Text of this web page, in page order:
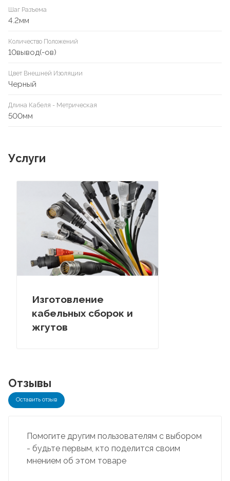
Шаг Разъема
4.2мм
Количество Положений
10вывод(-ов)
Цвет Внешней Изоляции
Черный
Длина Кабеля - Метрическая
500мм
Услуги
Изготовление
кабельных сборок и
жгутов
Отзывы
Оставить отзыв
Помогите другим пользователям с выбором
- будьте первым, кто поделится своим
мнением об этом товаре